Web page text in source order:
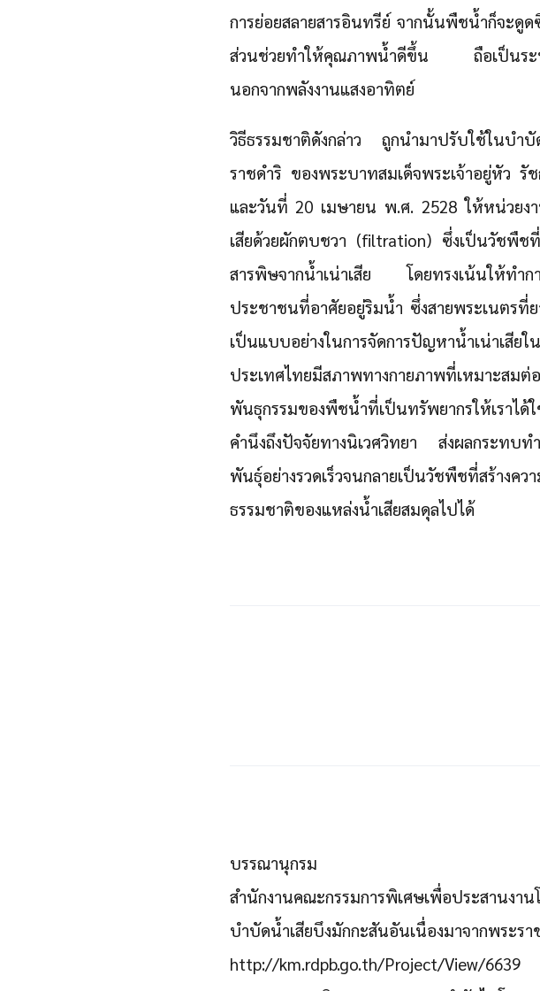
การย่อยสลายสารอินทรีย์ จากนั้นพืชน้ำก็จะดู
ส่วนช่วยทำให้คุณภาพน้ำดีขึ้น ถือเป็นระบบ
นอกจากพลังงานแสงอาทิตย์
วิธีธรรมชาติดังกล่าว ถูกนำมาปรับใช้ในบำบั
ราชดำริ ของพระบาทสมเด็จพระเจ้าอยู่หัว
และวันที่ 20 เมษายน พ.ศ. 2528 ให้หน่วยงา
เสียด้วยผักตบชวา (filtration) ซึ่งเป็นวัชพืช
สารพิษจากน้ำเน่าเสีย โดยทรงเน้นให้ทำ
ประชาชนที่อาศัยอยู่ริมน้ำ ซึ่งสายพระเนตรที่
เป็นแบบอย่างในการจัดการปัญหาน้ำเน่าเสีย
ประเทศไทยมีสภาพทางกายภาพที่เหมาะส
พันธุกรรมของพืชน้ำที่เป็นทรัพยากรให้เราไ
คำนึงถึงปัจจัยทางนิเวศวิทยา ส่งผลกระท
พันธุ์อย่างรวดเร็วจนกลายเป็นวัชพืชที่สร้า
ธรรมชาติของแหล่งน้ำเสียสมดุลไปได้
บรรณานุกรม
สำนักงานคณะกรรมการพิเศษเพื่อประสานงาน
บำบัดน้ำเสียบึงมักกะสันอันเนื่
http://km.rdpb.go.th/Project/View/6639